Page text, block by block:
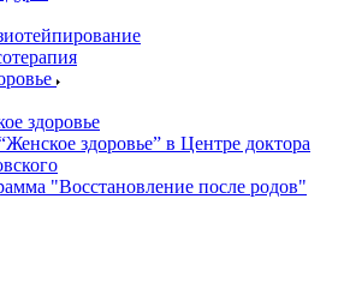
здоровье
здоровье” в Центре доктора
"Восстановление после родов"